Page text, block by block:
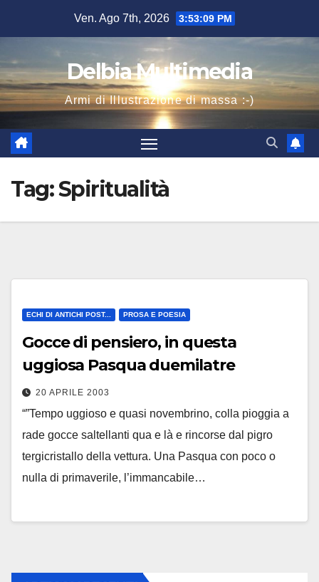
Ven. Ago 7th, 2026 3:53:10 PM
Delbia Multimedia
Armi di Illustrazione di massa :-)
Tag:Spiritualità
ECHI DI ANTICHI POST... PROSA E POESIA
Gocce di pensiero, in questa
uggiosa Pasqua duemilatre
20 APRILE 2003
“”Tempo uggioso e quasi novembrino, colla pioggia a
rade gocce saltellanti qua e là e rincorse dal pigro
tergicristallo della vettura. Una Pasqua con poco o
nulla di primaverile, l’immancabile…